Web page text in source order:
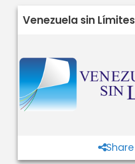
Venezuela sin Límites
Share